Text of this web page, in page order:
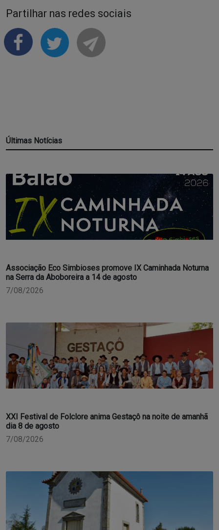
Partilhar nas redes sociais
Últimas Notícias
Associação Eco Simbioses promove IX Caminhada Noturna
na Serra da Aboboreira a 14 de agosto
7/08/2026
XXI Festival de Folclore anima Gestaçô na noite de amanhã
dia 8 de agosto
7/08/2026